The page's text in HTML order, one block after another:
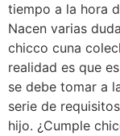
tiempo a la hora
Nacen varias
chicco cuna
realidad es que
se debe tomar a
serie de
hijo. ¿Cumple